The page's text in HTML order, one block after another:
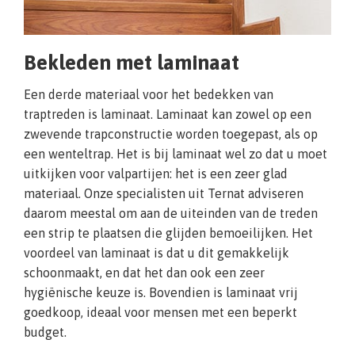
Bekleden met laminaat
Een derde materiaal voor het bedekken van
traptreden is laminaat. Laminaat kan zowel op een
zwevende trapconstructie worden toegepast, als op
een wenteltrap. Het is bij laminaat wel zo dat u moet
uitkijken voor valpartijen: het is een zeer glad
materiaal. Onze specialisten uit Ternat adviseren
daarom meestal om aan de uiteinden van de treden
een strip te plaatsen die glijden bemoeilijken. Het
voordeel van laminaat is dat u dit gemakkelijk
schoonmaakt, en dat het dan ook een zeer
hygiënische keuze is. Bovendien is laminaat vrij
goedkoop, ideaal voor mensen met een beperkt
budget.